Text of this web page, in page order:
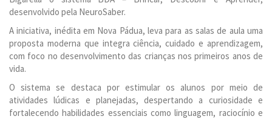
desenvolvido pela NeuroSaber.
A iniciativa, inédita em Nova Pádua, leva para as salas de aula uma
proposta moderna que integra ciência, cuidado e aprendizagem,
com foco no desenvolvimento das crianças nos primeiros anos de
vida.
O sistema se destaca por estimular os alunos por meio de
atividades lúdicas e planejadas, despertando a curiosidade e
fortalecendo habilidades essenciais como linguagem, raciocínio e